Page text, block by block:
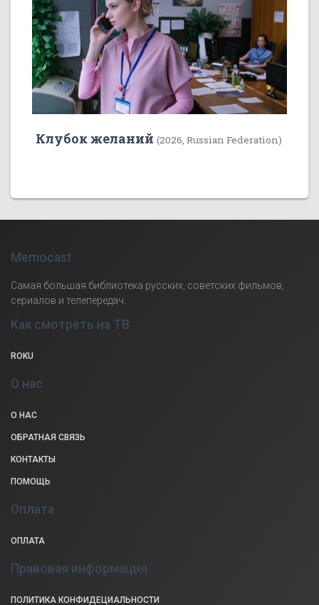
Клубок желаний (2026, Russian Federation)
Memocast
Самая большая библиотека русских, советских фильмов,
сериалов и телепередач.
Как смотреть на ТВ
ROKU
О нас
О НАС
ОБРАТНАЯ СВЯЗЬ
КОНТАКТЫ
ПОМОЩЬ
Оплата
ОПЛАТА
Правовая информация
ПОЛИТИКА КОНФИДЕЦИАЛЬНОСТИ